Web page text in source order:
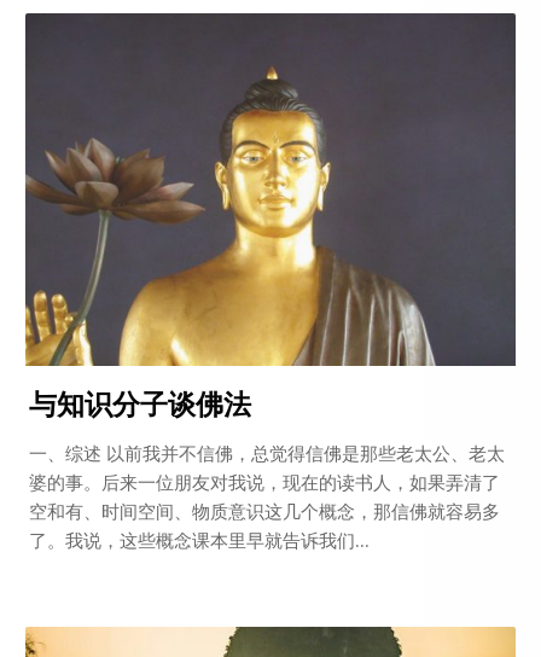
与知识分子谈佛法
一、综述 以前我并不信佛，总觉得信佛是那些老太公、老太
婆的事。后来一位朋友对我说，现在的读书人，如果弄清了
空和有、时间空间、物质意识这几个概念，那信佛就容易多
了。我说，这些概念课本里早就告诉我们...